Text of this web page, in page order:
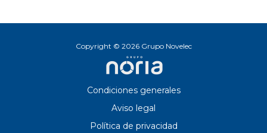
Copyright © 2026 Grupo Novelec
Condiciones generales
Aviso legal
Política de privacidad